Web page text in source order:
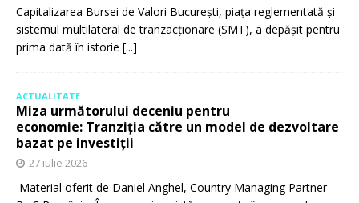
Capitalizarea Bursei de Valori București, piața reglementată și
sistemul multilateral de tranzacționare (SMT), a depășit pentru
prima dată în istorie [...]
ACTUALITATE
Miza următorului deceniu pentru
economie: Tranziția către un model de dezvoltare
bazat pe investiții
27 iulie 2026
Material oferit de Daniel Anghel, Country Managing Partner